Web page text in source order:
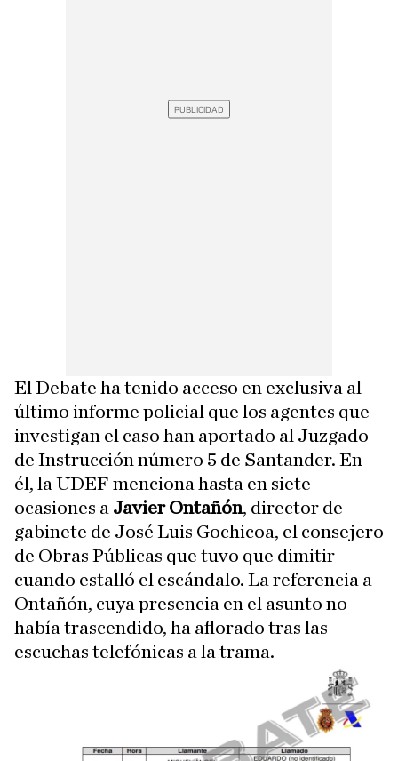
El Debate ha tenido acceso en exclusiva al
último informe policial que los agentes que
investigan el caso han aportado al Juzgado
de Instrucción número 5 de Santander. En
él, la UDEF menciona hasta en siete
ocasiones a Javier Ontañón, director de
gabinete de José Luis Gochicoa, el consejero
de Obras Públicas que tuvo que dimitir
cuando estalló el escándalo. La referencia a
Ontañón, cuya presencia en el asunto no
había trascendido, ha aflorado tras las
escuchas telefónicas a la trama.